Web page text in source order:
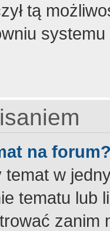
tą
na
w
tematu lub